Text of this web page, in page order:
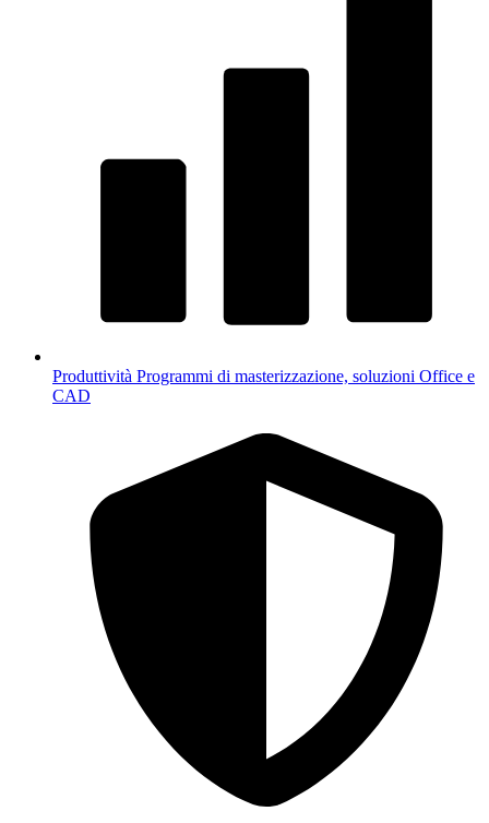
Produttività Programmi di masterizzazione, soluzioni Office e
CAD